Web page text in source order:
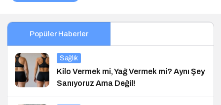
Popüler Haberler
Sağlık
Kilo Vermek mi, Yağ Vermek mi? Aynı Şey
Sanıyoruz Ama Değil!